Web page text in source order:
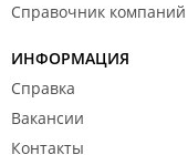
Справочник компаний
ИНФОРМАЦИЯ
Справка
Вакансии
Контакты